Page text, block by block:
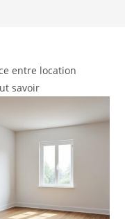
entre location
savoir